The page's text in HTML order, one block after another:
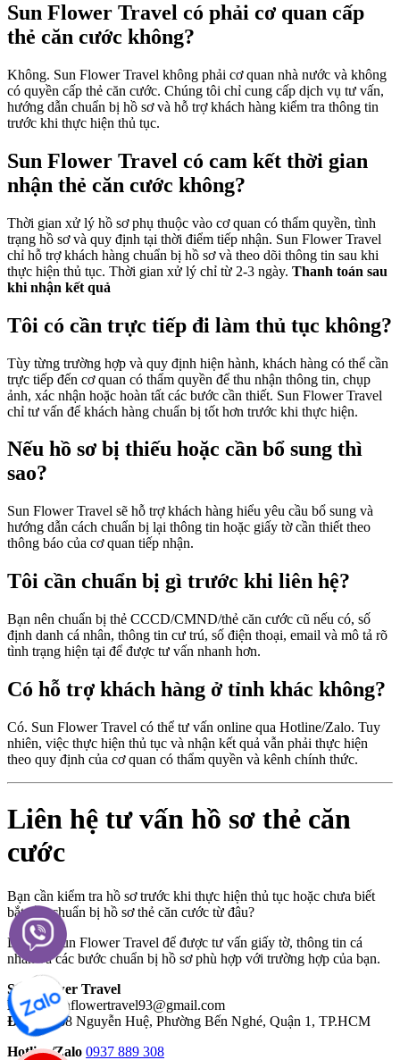
Sun Flower Travel có phải cơ quan cấp
thẻ căn cước không?
Không. Sun Flower Travel không phải cơ quan nhà nước và không
có quyền cấp thẻ căn cước. Chúng tôi chỉ cung cấp dịch vụ tư vấn,
hướng dẫn chuẩn bị hồ sơ và hỗ trợ khách hàng kiểm tra thông tin
trước khi thực hiện thủ tục.
Sun Flower Travel có cam kết thời gian
nhận thẻ căn cước không?
Thời gian xử lý hồ sơ phụ thuộc vào cơ quan có thẩm quyền, tình
trạng hồ sơ và quy định tại thời điểm tiếp nhận. Sun Flower Travel
chỉ hỗ trợ khách hàng chuẩn bị hồ sơ và theo dõi thông tin sau khi
thực hiện thủ tục. Thời gian xử lý chỉ từ 2-3 ngày. Thanh toán sau
khi nhận kết quả
Tôi có cần trực tiếp đi làm thủ tục không?
Tùy từng trường hợp và quy định hiện hành, khách hàng có thể cần
trực tiếp đến cơ quan có thẩm quyền để thu nhận thông tin, chụp
ảnh, xác nhận hoặc hoàn tất các bước cần thiết. Sun Flower Travel
chỉ tư vấn để khách hàng chuẩn bị tốt hơn trước khi thực hiện.
Nếu hồ sơ bị thiếu hoặc cần bổ sung thì
sao?
Sun Flower Travel sẽ hỗ trợ khách hàng hiểu yêu cầu bổ sung và
hướng dẫn cách chuẩn bị lại thông tin hoặc giấy tờ cần thiết theo
thông báo của cơ quan tiếp nhận.
Tôi cần chuẩn bị gì trước khi liên hệ?
Bạn nên chuẩn bị thẻ CCCD/CMND/thẻ căn cước cũ nếu có, số
định danh cá nhân, thông tin cư trú, số điện thoại, email và mô tả rõ
tình trạng hiện tại để được tư vấn nhanh hơn.
Có hỗ trợ khách hàng ở tỉnh khác không?
Có. Sun Flower Travel có thể tư vấn online qua Hotline/Zalo. Tuy
nhiên, việc thực hiện thủ tục và nhận kết quả vẫn phải thực hiện
theo quy định của cơ quan có thẩm quyền và kênh chính thức.
Liên hệ tư vấn hồ sơ thẻ căn
cước
Bạn cần kiểm tra hồ sơ trước khi thực hiện thủ tục hoặc chưa biết
bắt đầu chuẩn bị hồ sơ thẻ căn cước từ đâu?
Liên hệ Sun Flower Travel để được tư vấn giấy tờ, thông tin cá
nhân và các bước chuẩn bị hồ sơ phù hợp với trường hợp của bạn.
Sun Flower Travel
Email: sunflowertravel93@gmail.com
Địa chỉ:68 Nguyễn Huệ, Phường Bến Nghé, Quận 1, TP.HCM
Hotline/Zalo 0937 889 308